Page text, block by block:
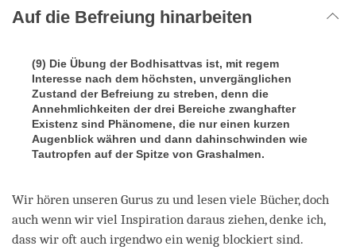
Auf die Befreiung hinarbeiten
(9) Die Übung der Bodhisattvas ist, mit regem
Interesse nach dem höchsten, unvergänglichen
Zustand der Befreiung zu streben, denn die
Annehmlichkeiten der drei Bereiche zwanghafter
Existenz sind Phänomene, die nur einen kurzen
Augenblick währen und dann dahinschwinden wie
Tautropfen auf der Spitze von Grashalmen.
Wir hören unseren Gurus zu und lesen viele Bücher, doch
auch wenn wir viel Inspiration daraus ziehen, denke ich,
dass wir oft auch irgendwo ein wenig blockiert sind.